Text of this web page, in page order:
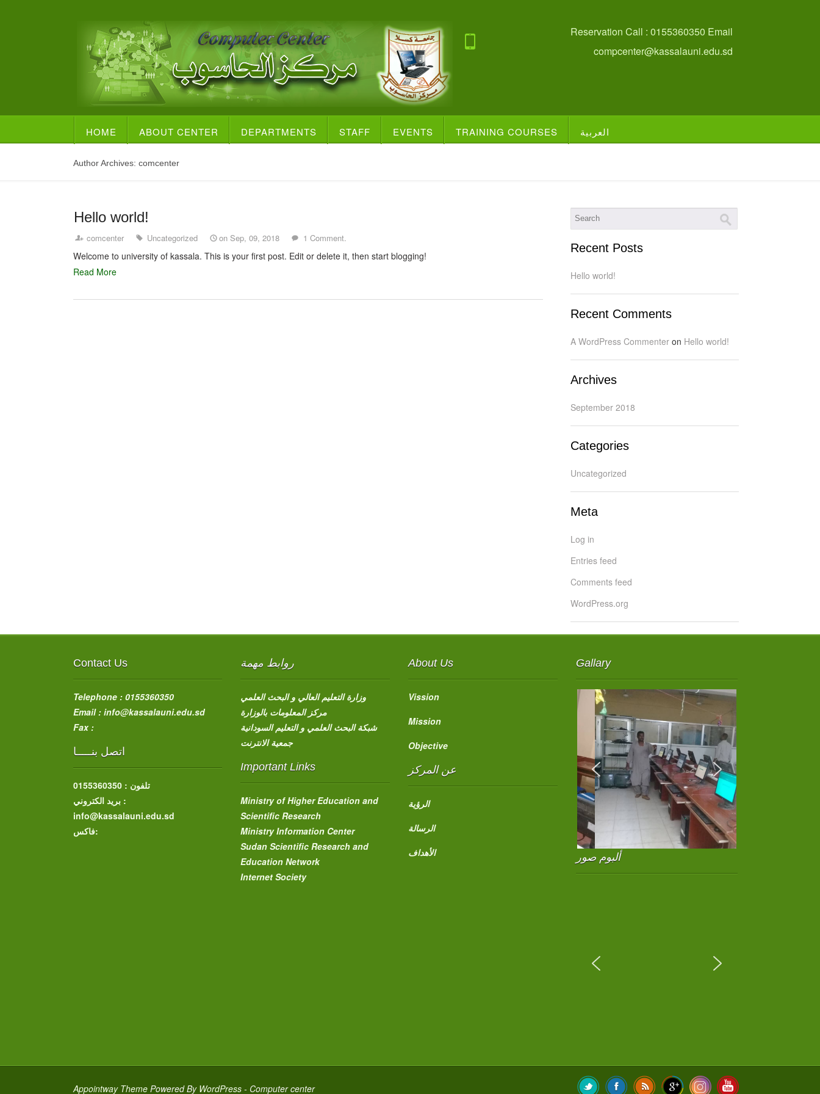
Reservation Call : 0155360350 Email
compcenter@kassalauni.edu.sd
HOME ABOUT CENTER DEPARTMENTS STAFF EVENTS TRAINING COURSES العربية
Author Archives: comcenter
Hello world!
comcenter Uncategorized on Sep, 09, 2018 1 Comment.
Welcome to university of kassala. This is your first post. Edit or delete it, then start blogging!
Read More
Recent Posts
Hello world!
Recent Comments
A WordPress Commenter on Hello world!
Archives
September 2018
Categories
Uncategorized
Meta
Log in
Entries feed
Comments feed
WordPress.org
Contact Us
Telephone : 0155360350
Email : info@kassalauni.edu.sd
Fax :
اتصل بنـــــا
تلفون : 0155360350
بريد الكتروني :
info@kassalauni.edu.sd
فاكس:
روابط مهمة
وزارة التعليم العالي و البحث العلمي
مركز المعلومات بالوزارة
شبكة البحث العلمي و التعليم السودانية
جمعية الانترنت
Important Links
Ministry of Higher Education and
Scientific Research
Ministry Information Center
Sudan Scientific Research and
Education Network
Internet Society
About Us
Vission
Mission
Objective
عن المركز
الرؤية
الرسالة
الأهداف
Gallary
ألبوم صور
Appointway ThemePowered By WordPress- Computer center